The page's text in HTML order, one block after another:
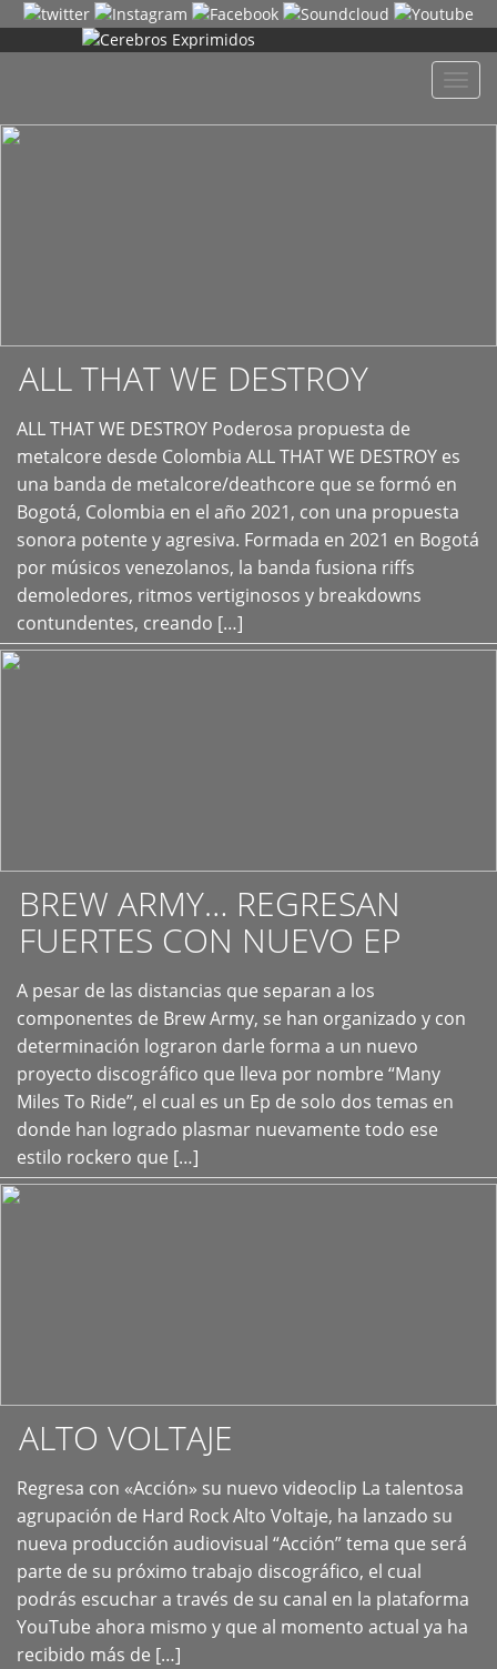
ALL THAT WE DESTROY
ALL THAT WE DESTROY Poderosa propuesta de
metalcore desde Colombia ALL THAT WE DESTROY es
una banda de metalcore/deathcore que se formó en
Bogotá, Colombia en el año 2021, con una propuesta
sonora potente y agresiva. Formada en 2021 en Bogotá
por músicos venezolanos, la banda fusiona riffs
demoledores, ritmos vertiginosos y breakdowns
contundentes, creando […]
+
BREW ARMY… REGRESAN
FUERTES CON NUEVO EP
A pesar de las distancias que separan a los
componentes de Brew Army, se han organizado y con
determinación lograron darle forma a un nuevo
proyecto discográfico que lleva por nombre “Many
Miles To Ride”, el cual es un Ep de solo dos temas en
donde han logrado plasmar nuevamente todo ese
estilo rockero que […]
+
ALTO VOLTAJE
Regresa con «Acción» su nuevo videoclip La talentosa
agrupación de Hard Rock Alto Voltaje, ha lanzado su
nueva producción audiovisual “Acción” tema que será
parte de su próximo trabajo discográfico, el cual
podrás escuchar a través de su canal en la plataforma
YouTube ahora mismo y que al momento actual ya ha
recibido más de […]
+